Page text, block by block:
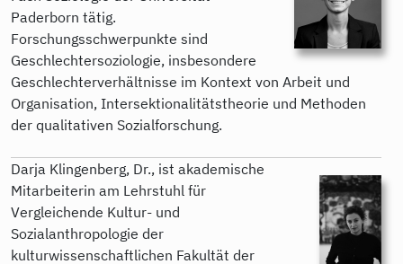
Paderborn tätig.
Forschungsschwerpunkte sind
Geschlechtersoziologie, insbesondere
Geschlechterverhältnisse im Kontext von Arbeit und
Organisation, Intersektionalitätstheorie und Methoden
der qualitativen Sozialforschung.
Darja Klingenberg, Dr., ist akademische
Mitarbeiterin am Lehrstuhl für
Vergleichende Kultur- und
Sozialanthropologie der
kulturwissenschaftlichen Fakultät der